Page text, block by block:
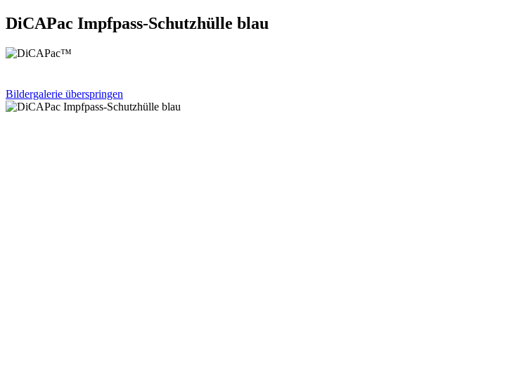
DiCAPac Impfpass-Schutzhülle blau
Bildergalerie überspringen